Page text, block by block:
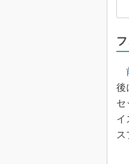
後
セ
イ
ス